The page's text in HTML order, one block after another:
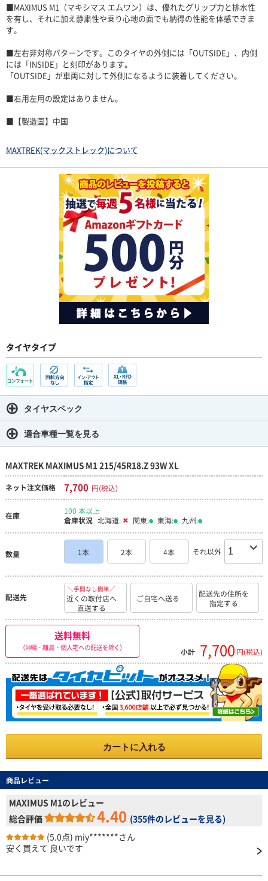
■MAXIMUS M1（マキシマス エムワン）は、優れたグリップ力と排水性
を有し、それに加え静粛性や乗り心地の面でも納得の性能を体感できま
す。
■左右非対称パターンです。このタイヤの外側には「OUTSIDE」、内側
には「INSIDE」と刻印があります。
「OUTSIDE」が車両に対して外側になるように装着してください。
■右用左用の設定はありません。
■【製造国】中国
MAXTREK(マックストレック)について
タイヤタイプ
タイヤスペック
適合車種一覧を見る
MAXTREK MAXIMUS M1 215/45R18.Z 93W XL
ネット注文価格 7,700 円(税込)
在庫
100 本以上
倉庫状況 北海道: 関東: 東海: 九州:
数量 1本 2本 4本 それ以外
配送先
＼手間なし簡単／
近くの取付店へ
直送する
ご自宅へ送る
配送先の住所を
指定する
送料無料
（沖縄・離島・個人宅への配送を除く） 小計 7,700 円(税込)
カートに入れる
商品レビュー
MAXIMUS M1のレビュー
総合評価
4.40 (355件のレビューを見る)
(5.0点) miy*******さん
安く買えて 良いです